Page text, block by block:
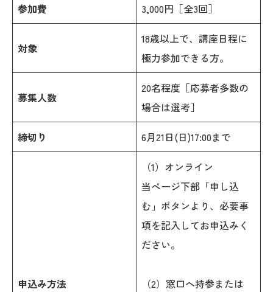
参加費 3,000円［全3回］
対象
18歳以上で、講座日程に
極力参加できる方。
募集人数
20名程度［応募者多数の
場合は選考］
締切り 6月21日(日)17:00まで
申込み方法
（1）オンライン
当ぺージ下部「申し込
む」ボタンより、必要事
項を記入してお申込みく
ださい。
（2）窓口へ持参または